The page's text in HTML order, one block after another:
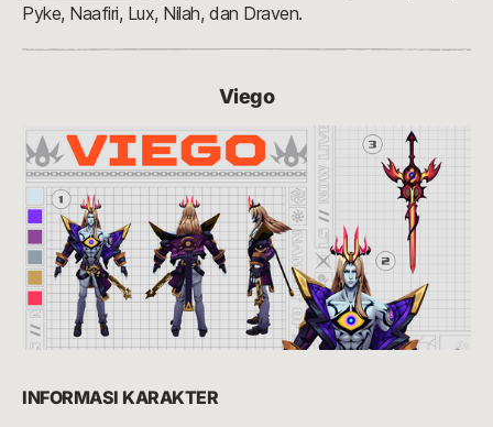
Pyke, Naafiri, Lux, Nilah, dan Draven.
Viego
INFORMASI KARAKTER